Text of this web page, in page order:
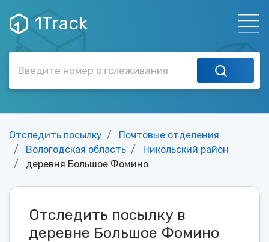
1Track
Отследить посылку
Почтовые отделения
Вологодская область
Никольский район
деревня Большое Фомино
Отследить посылку в
деревне Большое Фомино